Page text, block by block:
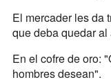
El mercader les da
que deba quedar al
En el cofre de oro:
hombres desean".